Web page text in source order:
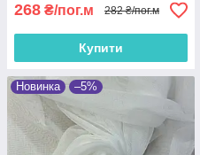
268 ₴/пог.м 282 ₴/пог.м
Купити
Новинка –5%